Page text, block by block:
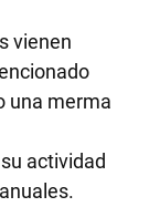
vienen
una merma
actividad